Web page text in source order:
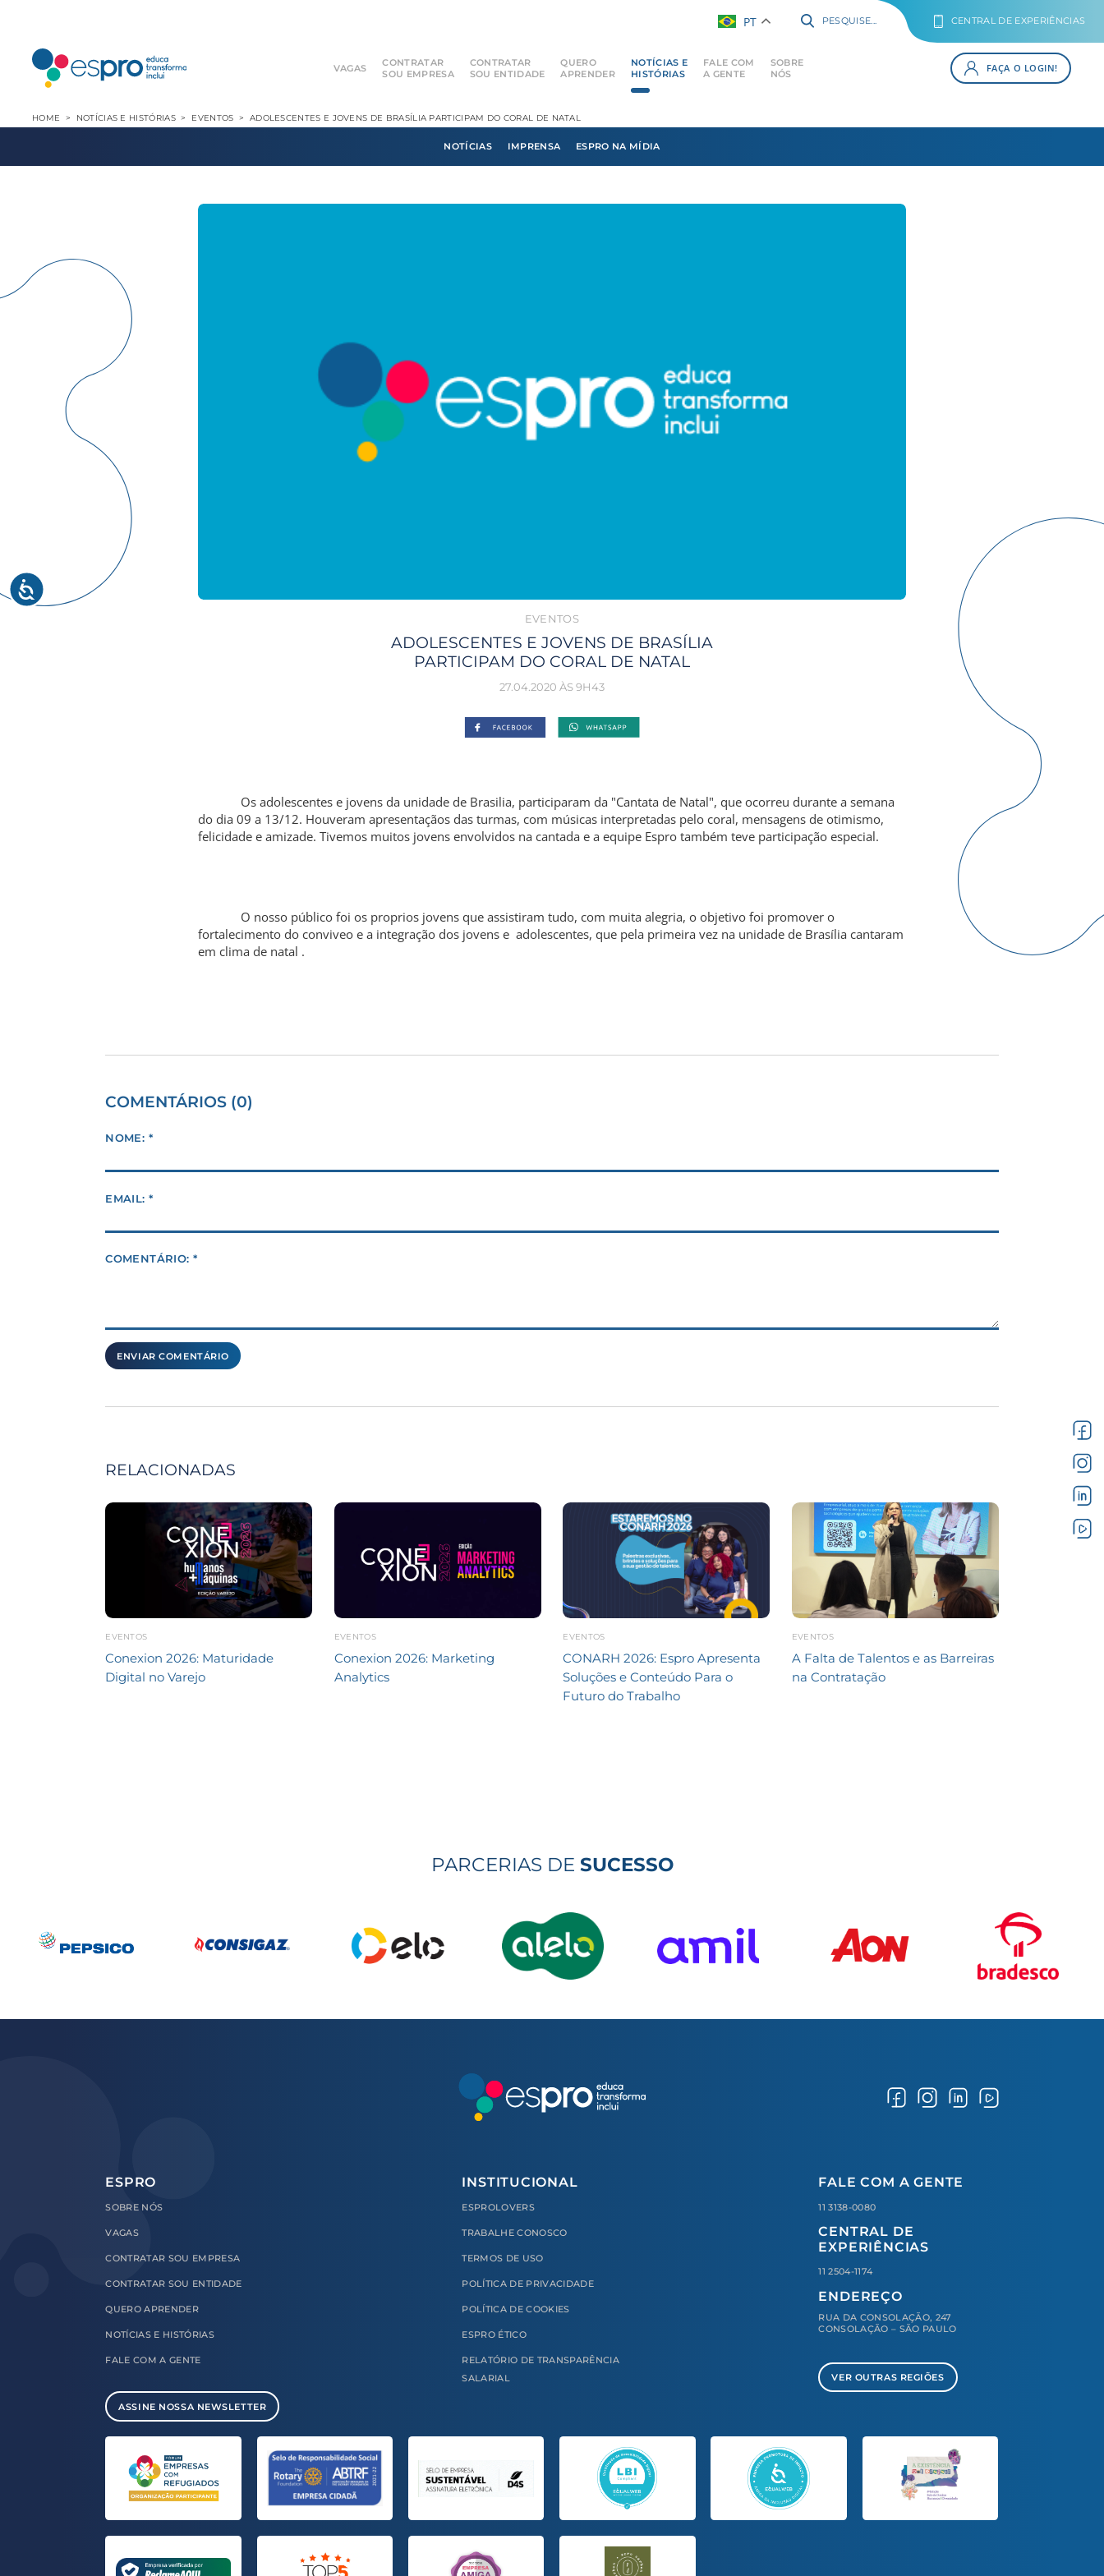
PT PESQUISE... CENTRAL DE EXPERIÊNCIAS
HOME NOTÍCIAS E HISTÓRIAS EVENTOS ADOLESCENTES E JOVENS DE BRASÍLIA PARTICIPAM DO CORAL DE NATAL
SOBRE
NÓS
VAGAS
CONTRATAR
SOU EMPRESA
CONTRATAR
SOU ENTIDADE
QUERO
APRENDER
NOTÍCIAS E
HISTÓRIAS
FALE COM
A GENTE
FAÇA O LOGIN!
NOTÍCIAS IMPRENSA ESPRO NA MÍDIA
EVENTOS
ADOLESCENTES E JOVENS DE BRASÍLIA
PARTICIPAM DO CORAL DE NATAL
27.04.2020 ÀS 9H43
Os adolescentes e jovens da unidade de Brasilia, participaram da "Cantata de Natal", que ocorreu durante a semana
do dia 09 a 13/12. Houveram apresentaçãos das turmas, com músicas interpretadas pelo coral, mensagens de otimismo,
felicidade e amizade. Tivemos muitos jovens envolvidos na cantada e a equipe Espro também teve participação especial.
O nosso público foi os proprios jovens que assistiram tudo, com muita alegria, o objetivo foi promover o
fortalecimento do conviveo e a integração dos jovens e adolescentes, que pela primeira vez na unidade de Brasília cantaram
em clima de natal .
COMENTÁRIOS (0)
NOME: *
EMAIL: *
COMENTÁRIO: *
RELACIONADAS
EVENTOS
Conexion 2026: Maturidade
Digital no Varejo
EVENTOS
Conexion 2026: Marketing
Analytics
EVENTOS
CONARH 2026: Espro Apresenta
Soluções e Conteúdo Para o
Futuro do Trabalho
EVENTOS
A Falta de Talentos e as Barreiras
na Contratação
PARCERIAS DE SUCESSO
ESPRO
SOBRE NÓS
VAGAS
CONTRATAR SOU EMPRESA
CONTRATAR SOU ENTIDADE
QUEROAPRENDER
NOTÍCIAS E HISTÓRIAS
FALE COMA GENTE
ASSINE NOSSA NEWSLETTER
INSTITUCIONAL
ESPROLOVERS
TRABALHE CONOSCO
TERMOS DE USO
POLÍTICA DE PRIVACIDADE
POLÍTICA DE COOKIES
ESPRO ÉTICO
RELATÓRIO DE TRANSPARÊNCIA
SALARIAL
FALE COM A GENTE
11 3138-0080
CENTRAL DE
EXPERIÊNCIAS
11 2504-1174
ENDEREÇO
RUA DA CONSOLAÇÃO, 247
CONSOLAÇÃO – SÃO PAULO
VER OUTRAS REGIÕES